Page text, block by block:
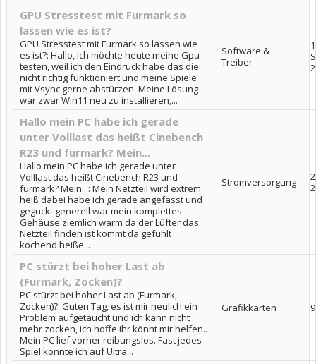
GPU Stresstest mit Furmark so
lassen wie es ist?
GPU Stresstest mit Furmark so lassen wie
es ist?: Hallo, ich möchte heute meine Gpu
testen, weil ich den Eindruck habe das die
nicht richtig funktioniert und meine Spiele
mit Vsync gerne abstürzen. Meine Lösung
war zwar Win11 neu zu installieren,...
Software &
Treiber
Hallo mein PC habe ich gerade
unter Volllast das heißt Cinebench
R23 und furmark? Mein...
Hallo mein PC habe ich gerade unter
Volllast das heißt Cinebench R23 und
furmark? Mein...: Mein Netzteil wird extrem
heiß dabei habe ich gerade angefasst und
geguckt generell war mein komplettes
Gehäuse ziemlich warm da der Lüfter das
Netzteil finden ist kommt da gefühlt
kochend heiße...
Stromversorgung
PC stürzt bei hoher Last ab
(Furmark, Zocken)?
PC stürzt bei hoher Last ab (Furmark,
Zocken)?: Guten Tag, es ist mir neulich ein
Problem aufgetaucht und ich kann nicht
mehr zocken, ich hoffe ihr könnt mir helfen..
Mein PC lief vorher reibungslos. Fast jedes
Spiel konnte ich auf Ultra...
Grafikkarten